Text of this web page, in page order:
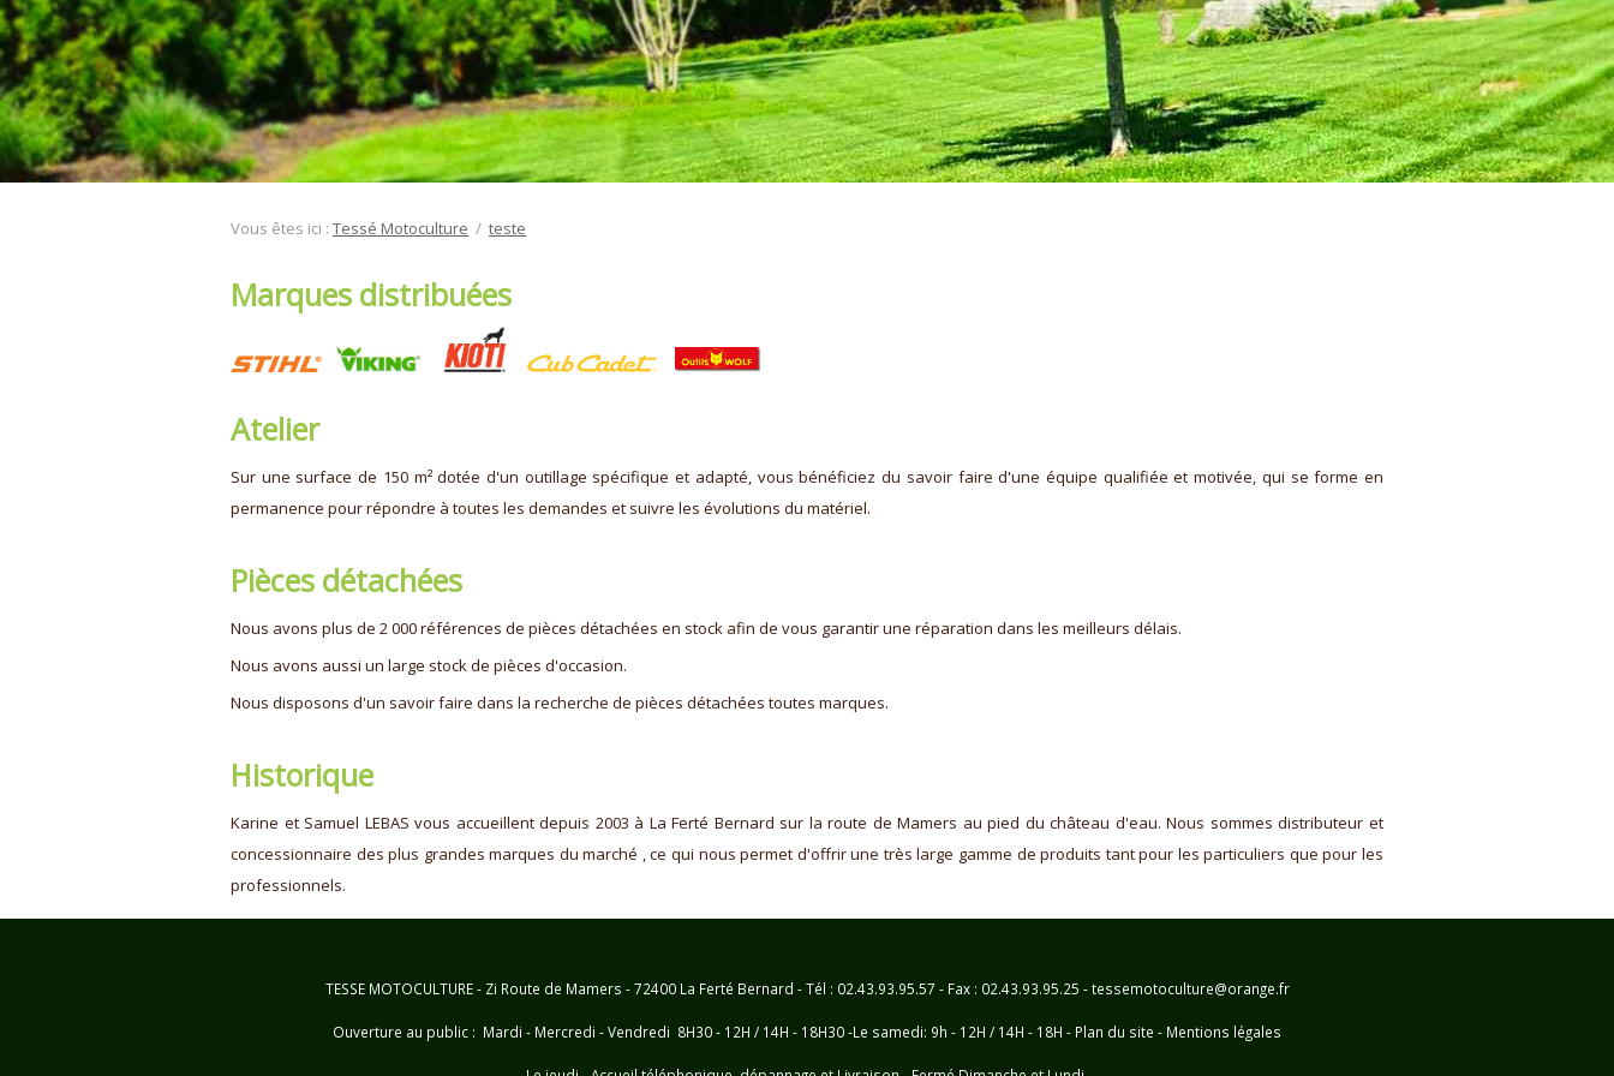
Vous êtes ici : Tessé Motoculture / teste
Marques distribuées
Atelier
Sur une surface de 150 m² dotée d'un outillage spécifique et adapté, vous bénéficiez du savoir faire d'une équipe qualifiée et motivée, qui se forme en
permanence pour répondre à toutes les demandes et suivre les évolutions du matériel.
Pièces détachées
Nous avons plus de 2 000 références de pièces détachées en stock afin de vous garantir une réparation dans les meilleurs délais.
Nous avons aussi un large stock de pièces d'occasion.
Nous disposons d'un savoir faire dans la recherche de pièces détachées toutes marques.
Historique
Karine et Samuel LEBAS vous accueillent depuis 2003 à La Ferté Bernard sur la route de Mamers au pied du château d'eau. Nous sommes distributeur et
concessionnaire des plus grandes marques du marché , ce qui nous permet d'offrir une très large gamme de produits tant pour les particuliers que pour les
professionnels.
TESSE MOTOCULTURE - Zi Route de Mamers - 72400 La Ferté Bernard - Tél : 02.43.93.95.57 - Fax : 02.43.93.95.25 - tessemotoculture@orange.fr
Ouverture au public : Mardi - Mercredi - Vendredi 8H30 - 12H / 14H - 18H30 -Le samedi: 9h - 12H / 14H - 18H - Plan du site - Mentions légales